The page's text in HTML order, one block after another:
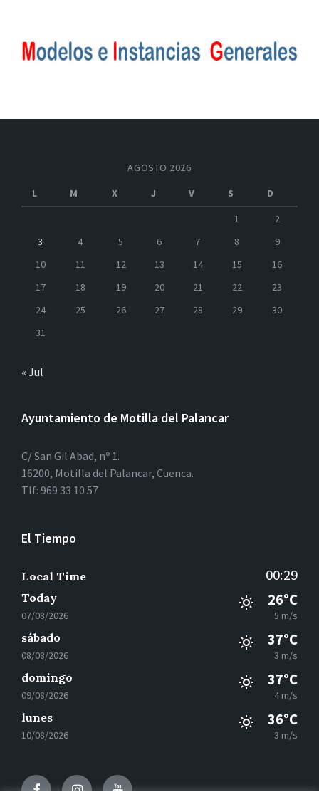
AGOSTO 2026
L
M X J V S
D
1
2
3
4 5 6 7 8
9
10
11 12 13 14 15
16
17
18 19 20 21 22
23
24
25 26 27 28 29
30
31
« Jul
Ayuntamiento de Motilla del Palancar
C/ San Gil Abad, nº 1.
16200, Motilla del Palancar, Cuenca.
Tlf: 969 33 10 57
El Tiempo
Local Time 00:29
Today
07/08/2026
26°C
5 m/s
sábado
08/08/2026
37°C
3 m/s
domingo
09/08/2026
37°C
4 m/s
lunes
10/08/2026
36°C
3 m/s
FacebookInstagramYoutube